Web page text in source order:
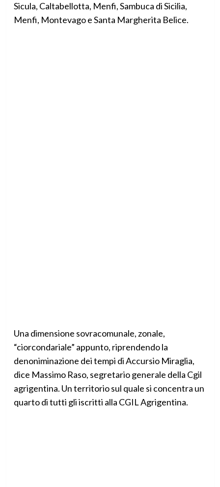
Sicula, Caltabellotta, Menfi, Sambuca di Sicilia,
Menfi, Montevago e Santa Margherita Belice.
Una dimensione sovracomunale, zonale,
“ciorcondariale” appunto, riprendendo la
denoniminazione dei tempi di Accursio Miraglia,
dice Massimo Raso, segretario generale della Cgil
agrigentina. Un territorio sul quale si concentra un
quarto di tutti gli iscritti alla CGIL Agrigentina.